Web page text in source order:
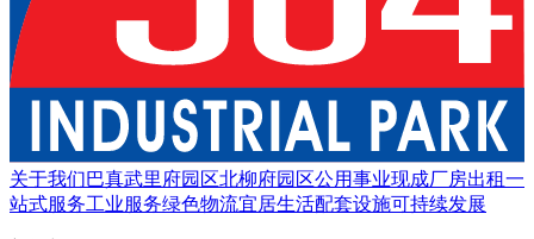
关于我们巴真武里府园区北柳府园区公用事业现成厂房出租一
站式服务工业服务绿色物流宜居生活配套设施可持续发展